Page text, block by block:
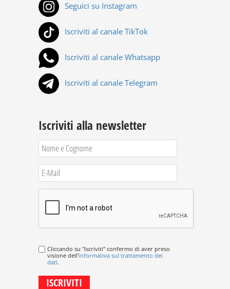
Seguici su Instagram
Iscriviti al canale TikTok
Iscriviti al canale Whatsapp
Iscriviti al canale Telegram
Iscriviti alla newsletter
Cliccando su "Iscriviti" confermo di aver preso
visione dell'informativa sul trattamento dei
dati.